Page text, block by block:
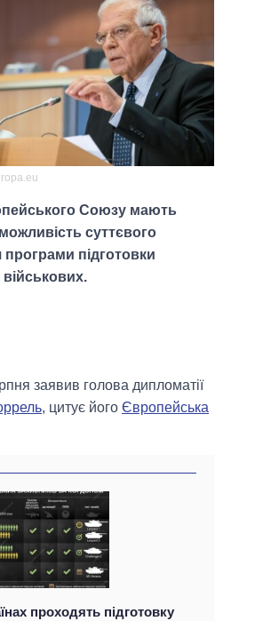
Союзу мають
суттєвого
підготовки
військових.
заявив голова дипломатії
, цитує його Європейська
проходять підготовку